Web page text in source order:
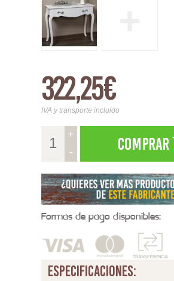
322,25€
IVA y transporte incluido
+
-
Comprar
Formas de pago disponibles:
especificaciones: